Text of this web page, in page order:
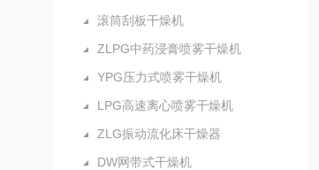
滚筒刮板干燥机
ZLPG中药浸膏喷雾干燥机
YPG压力式喷雾干燥机
LPG高速离心喷雾干燥机
ZLG振动流化床干燥器
DW网带式干燥机